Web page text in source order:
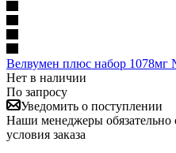
Велвумен плюс набор 1078мг
Нет в наличии
По запросу
Уведомить о поступлении
Наши менеджеры обязательно
условия заказа